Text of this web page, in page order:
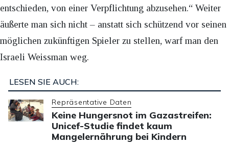
entschieden, von einer Verpflichtung abzusehen.“ Weiter
äußerte man sich nicht – anstatt sich schützend vor seinen
möglichen zukünftigen Spieler zu stellen, warf man den
Israeli Weissman weg.
LESEN SIE AUCH:
Repräsentative Daten
Keine Hungersnot im Gazastreifen:
Unicef-Studie findet kaum
Mangelernährung bei Kindern